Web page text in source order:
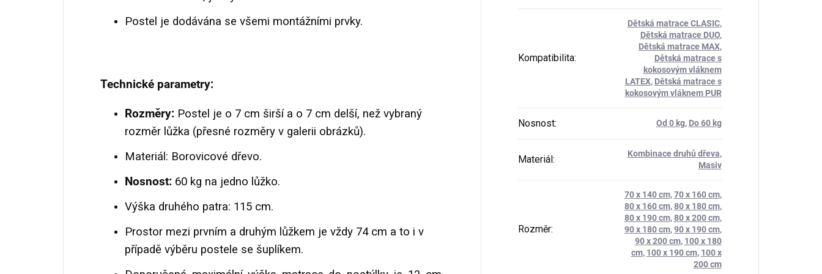
Postel je dodávána se všemi montážními prvky.
Technické parametry:
Rozměry: Postel je o 7 cm širší a o 7 cm delší, než vybraný
rozměr lůžka (přesné rozměry v galerii obrázků).
Materiál: Borovicové dřevo.
Nosnost: 60 kg na jedno lůžko.
Výška druhého patra: 115 cm.
Prostor mezi prvním a druhým lůžkem je vždy 74 cm a to i v
případě výběru postele se šuplíkem.
Kompatibilita:
Dětská matrace CLASIC,
Dětská matrace DUO,
Dětská matrace MAX,
Dětská matrace s
kokosovým vláknem
LATEX, Dětská matrace s
kokosovým vláknem PUR
Nosnost: Od 0 kg, Do 60 kg
Materiál : Kombinace druhů dřeva,
Masiv
Rozměr:
70 x 140 cm,70 x 160 cm,
80 x 160 cm,80 x 180 cm,
80 x 190 cm,80 x 200 cm,
90 x 180 cm,90 x 190 cm,
90 x 200 cm, 100 x 180
cm, 100 x 190 cm, 100 x
200 cm